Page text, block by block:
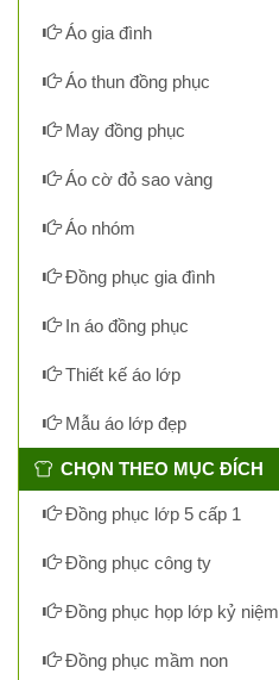
Áo gia đình
Áo thun đồng phục
May đồng phục
Áo cờ đỏ sao vàng
Áo nhóm
Đồng phục gia đình
In áo đồng phục
Thiết kế áo lớp
Mẫu áo lớp đẹp
CHỌN THEO MỤC ĐÍCH
Đồng phục lớp 5 cấp 1
Đồng phục công ty
Đồng phục họp lớp kỷ niệm
Đồng phục mầm non